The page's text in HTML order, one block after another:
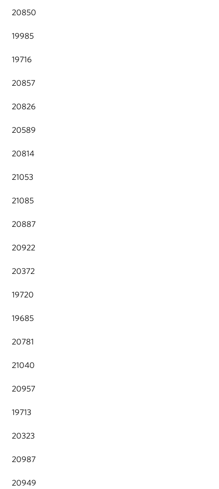
20850
19985
19716
20857
20826
20589
20814
21053
21085
20887
20922
20372
19720
19685
20781
21040
20957
19713
20323
20987
20949